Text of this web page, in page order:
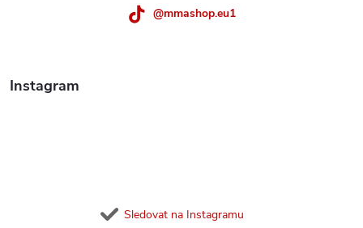
Instagram
Sledovat na Instagramu
@mmashop.eu1